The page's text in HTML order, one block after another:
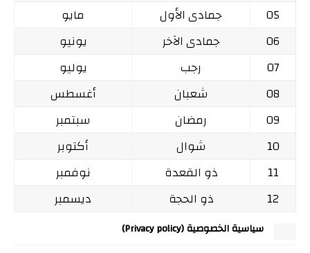
05
جمادى الأول
مايو
06
جمادى الآخر
يونيو
07
رجب
يوليو
08
شعبان
أغسطس
09
رمضان
سبتمبر
10
شوال
أكتوبر
11
ذو القعدة
نوفمبر
12
ذو الحجة ديسمبر
سياسية الخصوصية (Privacy policy)